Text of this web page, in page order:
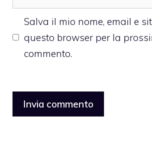
web
Salva il mio nome, email e
questo browser per la
commento.